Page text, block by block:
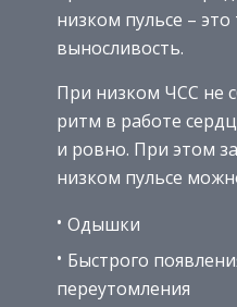
низком пульсе –
выносливость.
При низком ЧСС не
ритм в работе
и ровно. При этом
низком пульсе
Одышки
Быстрого
переутомления